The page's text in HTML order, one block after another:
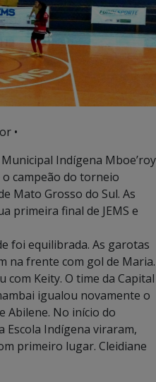
•
Municipal Indígena Mboe’roy
campeão do torneio
Mato Grosso do Sul. As
primeira final de JEMS e
foi equilibrada. As garotas
na frente com gol de Maria.
com Keity. O time da Capital
igualou novamente o
Abilene. No início do
Escola Indígena viraram,
primeiro lugar. Cleidiane